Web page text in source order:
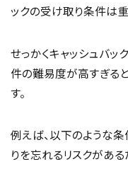
ックの受け取り条件は重
せっかくキャッシュバッ
件の難易度が高すぎる
す。
例えば、以下のような
りを忘れるリスクがあ